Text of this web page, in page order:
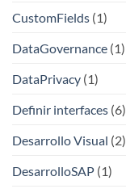
CustomFields (1)
DataGovernance (1)
DataPrivacy (1)
Definir interfaces (6)
Desarrollo Visual (2)
DesarrolloSAP (1)